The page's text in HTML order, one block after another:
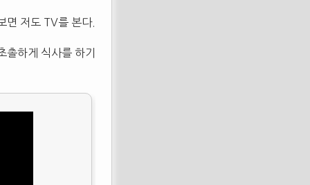
면 저도 TV를 본다.
하게 식사를 하기